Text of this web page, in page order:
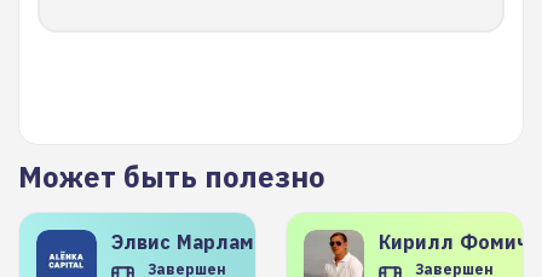
Может быть полезно
Элвис Марламов
Завершен
Кирилл
Завершен